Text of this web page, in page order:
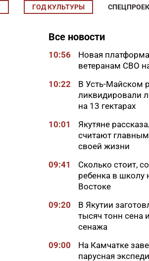
ГОД КУЛЬТУРЫ
Все новости
10:56
Новая
ветеранам СВО
10:22
В Усть-Майском
ликвидировали
на 13 гектарах
10:01
Якутяне
считают
своей жизни
09:41
Сколько стоит,
ребенка в школу
Востоке
09:20
В Якутии
тысяч тонн сена
сенажа
09:00
На Камчатке
парусная